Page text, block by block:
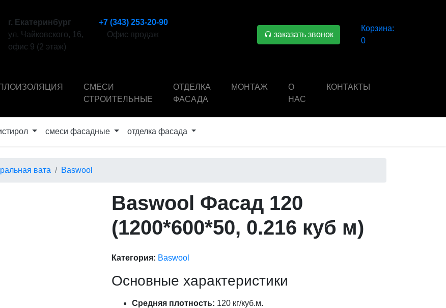
г. Екатеринбург
ул. Чайковского, 16,
офис 9 (2 этаж)
+7 (343) 253-20-90
Офис продаж
заказать звонок
Корзина:
0
СМЕСИ
СТРОИТЕЛЬНЫЕ
ОТДЕЛКА
ФАСАДА
МОНТАЖ
О
НАС
КОНТАКТЫ
смеси фасадные отделка фасада
вата Baswool
Baswool Фасад 120
(1200*600*50, 0.216 куб м)
Категория: Baswool
Основные характеристики
Средняя плотность: 120 кг/куб.м.